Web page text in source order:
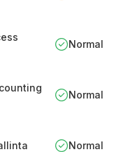
Normal
Normal
Normal